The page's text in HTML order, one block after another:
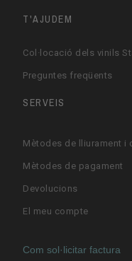
T'AJUDEM
Col·locació dels vinils
Preguntes freqüents
SERVEIS
Mètodes de lliurament i
Mètodes de pagament
Devolucions
El meu compte
Com sol·licitar factura